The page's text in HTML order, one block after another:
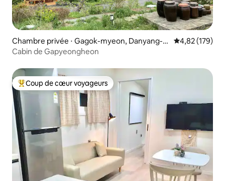
Chambre privée ⋅ Gagok-myeon, Danyang-g
un
Évaluation
4,82 (179)
Cabin de Gapyeongheon
Coups de cœur voyageurs les plus appréciés
Coup de cœur voyageurs